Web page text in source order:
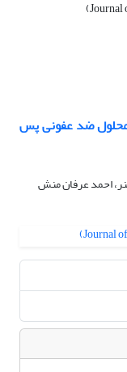
محلول ضد عفونی پس
احمد عرفان منش